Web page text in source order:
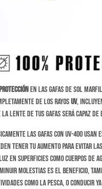
en las gafas de sol
de los rayosUV,
la lente de tus gafas será capaz
las gafas con UV-400
tener tu aumento para evitar
en superficies como cuerpos de
molestias es el beneficio,
como lapesca, o conducir